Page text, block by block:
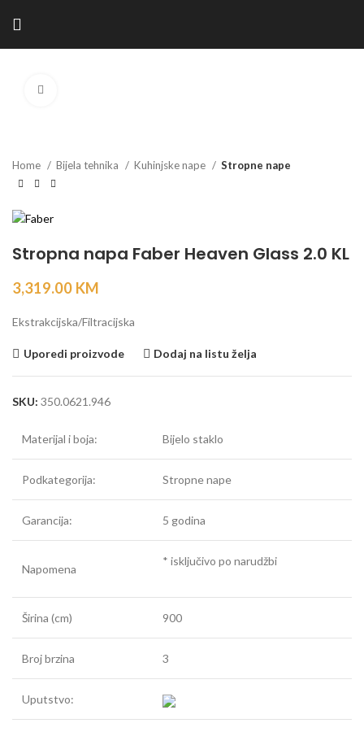
Home Bijela tehnika Kuhinjske nape Stropne nape
Stropna napa Faber Heaven Glass 2.0 KL
3,319.00 KM
Ekstrakcijska/Filtracijska
Uporedi proizvode Dodaj na listu želja
SKU: 350.0621.946
Materijal i boja: Bijelo staklo
Podkategorija: Stropne nape
Garancija: 5 godina
Napomena
* isključivo po narudžbi
Širina (cm) 900
Broj brzina 3
Uputstvo: